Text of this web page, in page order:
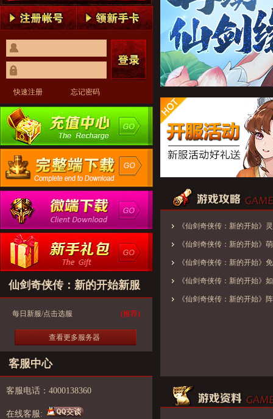
快速注册 忘记密码
仙剑奇侠传：新的开始新服
每日新服/点击选服 (推荐)
查看更多服务器
客服中心
客服电话：4000138360
在线客服:
《仙剑奇侠传：新的开始》
优使用方案
《仙剑奇侠传：新的开始》
《仙剑奇侠传：新的开始》
——剑仙·李逍遥小妙招
《仙剑奇侠传：新的开始》
剑之旅
《仙剑奇侠传：新的开始》